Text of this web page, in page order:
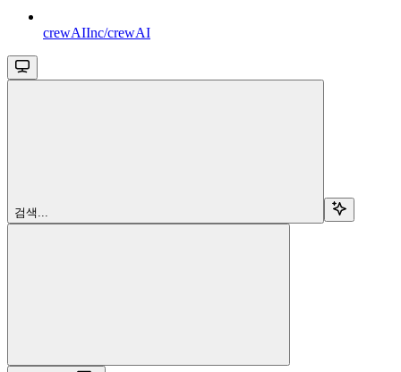
crewAIInc/crewAI
검색...